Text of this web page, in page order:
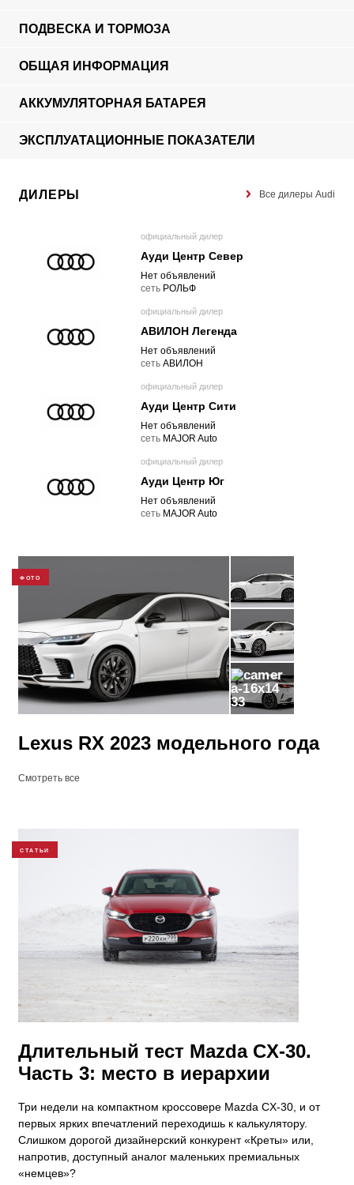
ПОДВЕСКА И ТОРМОЗА
ОБЩАЯ ИНФОРМАЦИЯ
АККУМУЛЯТОРНАЯ БАТАРЕЯ
ЭКСПЛУАТАЦИОННЫЕ ПОКАЗАТЕЛИ
ДИЛЕРЫ Все дилеры Audi
официальный дилер
Ауди Центр Север
Нет объявлений
cеть РОЛЬФ
официальный дилер
АВИЛОН Легенда
Нет объявлений
cеть АВИЛОН
официальный дилер
Ауди Центр Сити
Нет объявлений
cеть MAJOR Auto
официальный дилер
Ауди Центр Юг
Нет объявлений
cеть MAJOR Auto
ФОТО
33
​Lexus RX 2023 модельного года
Смотреть все
СТАТЬИ
Длительный тест Mazda CX-30.
Часть 3: место в иерархии
Три недели на компактном кроссовере Mazda CX-30, и от
первых ярких впечатлений переходишь к калькулятору.
Слишком дорогой дизайнерский конкурент «Креты» или,
напротив, доступный аналог маленьких премиальных
«немцев»?